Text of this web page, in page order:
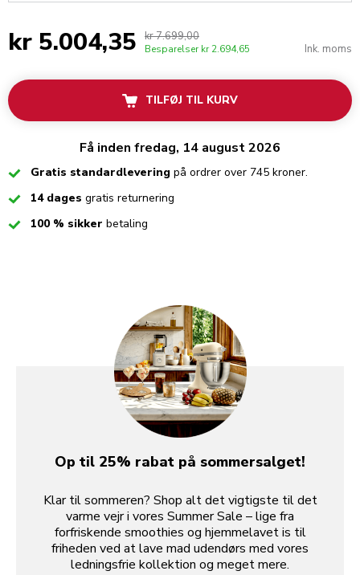
kr 5.004,35 kr 7.699,00
Besparelser kr 2.694,65 Ink. moms
TILFØJ TIL KURV
Få inden fredag, 14 august 2026
CheckedGratis standardlevering på ordrer over 745 kroner.
Checked14 dages gratis returnering
Checked100 % sikker betaling
Op til 25% rabat på sommersalget!
Klar til sommeren? Shop alt det vigtigste til det
varme vejr i vores Summer Sale – lige fra
forfriskende smoothies og hjemmelavet is til
friheden ved at lave mad udendørs med vores
ledningsfrie kollektion og meget mere.